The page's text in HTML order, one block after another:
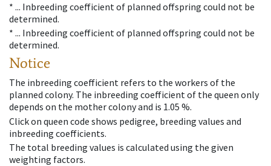
* ... Inbreeding coefficient of planned offspring could not be
determined.
* ... Inbreeding coefficient of planned offspring could not be
determined.
Notice
The inbreeding coefficient refers to the workers of the
planned colony. The inbreeding coefficient of the queen only
depends on the mother colony and is 1.05 %.
Click on queen code shows pedigree, breeding values and
inbreeding coefficients.
The total breeding values is calculated using the given
weighting factors.